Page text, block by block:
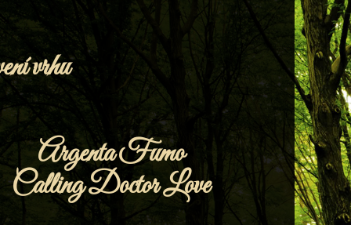
vrhu
Argenta Fumo
Calling Doctor Love